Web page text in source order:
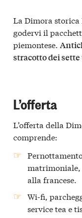
La Dimora
godervi il
piemontese.
stracotto dei
L’offerta
L’offerta della
comprende:
matrimoniale,
alla francese.
Wi-fi,
service tea e